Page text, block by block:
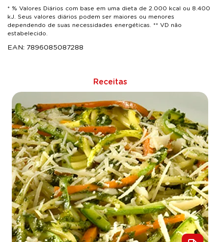
* % Valores Diários com base em uma dieta de 2.000 kcal ou 8.400
kJ. Seus valores diários podem ser maiores ou menores
dependendo de suas necessidades energéticas. ** VD não
estabelecido.
EAN: 7896085087288
Receitas